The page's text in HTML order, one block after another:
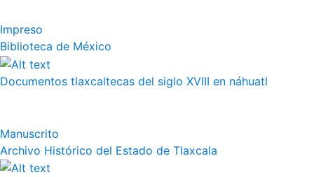
Impreso
Biblioteca de México
Documentos tlaxcaltecas del siglo XVIII en náhuatl
Manuscrito
Archivo Histórico del Estado de Tlaxcala